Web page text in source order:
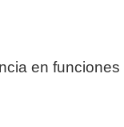
en funciones